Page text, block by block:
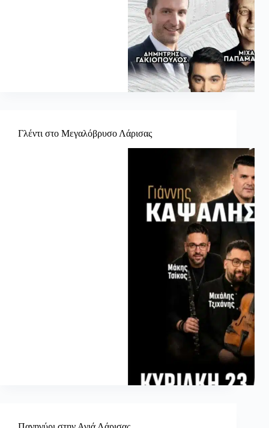
Γλέντι στο Μεγαλόβρυσο Λάρισας